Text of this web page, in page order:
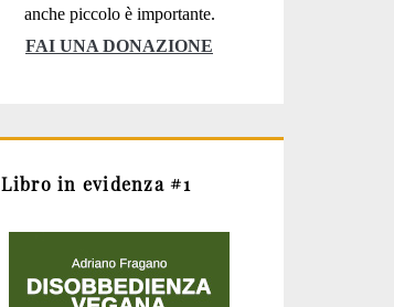
anche piccolo è importante.
FAI UNA DONAZIONE
Libro in evidenza #1